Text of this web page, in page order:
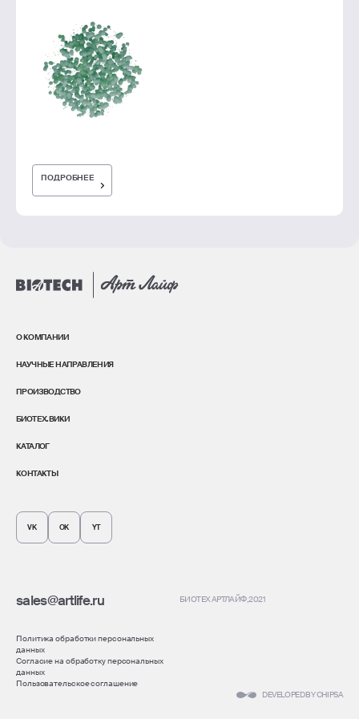
ПОДРОБНЕЕ
О КОМПАНИИ
НАУЧНЫЕ НАПРАВЛЕНИЯ
ПРОИЗВОДСТВО
БИОТЕХ.ВИКИ
КАТАЛОГ
КОНТАКТЫ
VK OK YT
sales@artlife.ru
Политика обработки персональных
данных
Согласие на обработку персональных
данных
Пользовательское соглашение
БИОТЕХ АРТЛАЙФ, 2021
DEVELOPED BY CHIPSA